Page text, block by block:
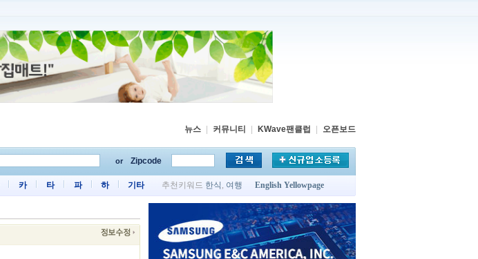
뉴스 커뮤니티 KWave팬클럽 오픈보드
or Zipcode
카 타 파 하 기타 추천키워드 한식 , 여행 English Yellowpage